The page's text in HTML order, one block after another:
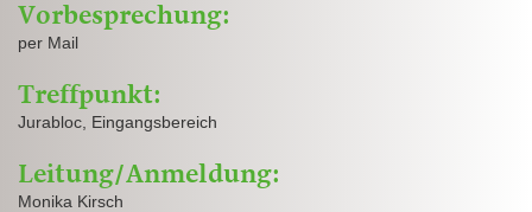
Vorbesprechung:
per Mail
Treffpunkt:
Jurabloc, Eingangsbereich
Leitung/Anmeldung:
Monika Kirsch